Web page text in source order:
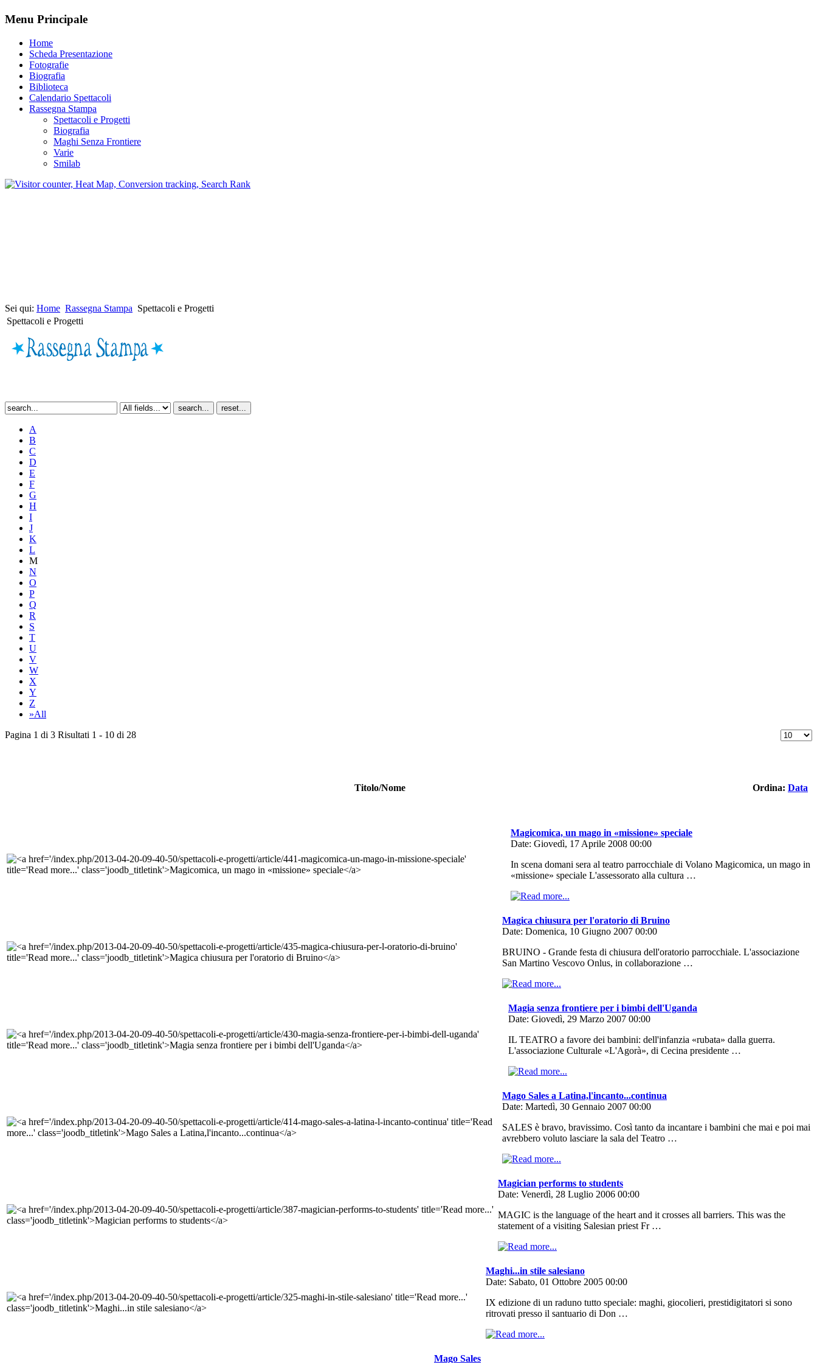
Menu Principale
Home
Scheda Presentazione
Fotografie
Biografia
Biblioteca
Calendario Spettacoli
Rassegna Stampa
Spettacoli e Progetti
Biografia
Maghi Senza Frontiere
Varie
Smilab
Sei qui: Home Rassegna Stampa Spettacoli e Progetti
Spettacoli e Progetti
A
B
C
D
E
F
G
H
I
J
K
L
M
N
O
P
Q
R
S
T
U
V
W
X
Y
Z
»All
Pagina 1 di 3 Risultati 1 - 10 di 28
Titolo/Nome Ordina: Data
Magicomica, un mago in «missione» speciale
Date: Giovedì, 17 Aprile 2008 00:00
In scena domani sera al teatro parrocchiale di Volano Magicomica, un mago in
«missione» speciale L'assessorato alla cultura …
Magica chiusura per l'oratorio di Bruino
Date: Domenica, 10 Giugno 2007 00:00
BRUINO - Grande festa di chiusura dell'oratorio parrocchiale. L'associazione
San Martino Vescovo Onlus, in collaborazione …
Magia senza frontiere per i bimbi dell'Uganda
Date: Giovedì, 29 Marzo 2007 00:00
IL TEATRO a favore dei bambini: dell'infanzia «rubata» dalla guerra.
L'associazione Culturale «L'Agorà», di Cecina presidente …
Mago Sales a Latina,l'incanto...continua
Date: Martedì, 30 Gennaio 2007 00:00
SALES è bravo, bravissimo. Così tanto da incantare i bambini che mai e poi mai
avrebbero voluto lasciare la sala del Teatro …
Magician performs to students
Date: Venerdì, 28 Luglio 2006 00:00
MAGIC is the language of the heart and it crosses all barriers. This was the
statement of a visiting Salesian priest Fr …
Maghi...in stile salesiano
Date: Sabato, 01 Ottobre 2005 00:00
IX edizione di un raduno tutto speciale: maghi, giocolieri, prestidigitatori si sono
ritrovati presso il santuario di Don …
Mago Sales